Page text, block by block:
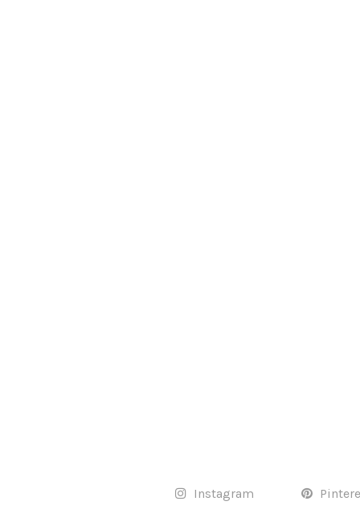
Instagram